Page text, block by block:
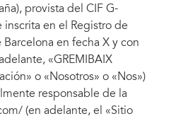
provista del CIF G-
en el Registro de
en fecha X y con
«GREMIBAIX
o «Nosotros» o «Nos»)
responsable de la
(en adelante, el «Sitio